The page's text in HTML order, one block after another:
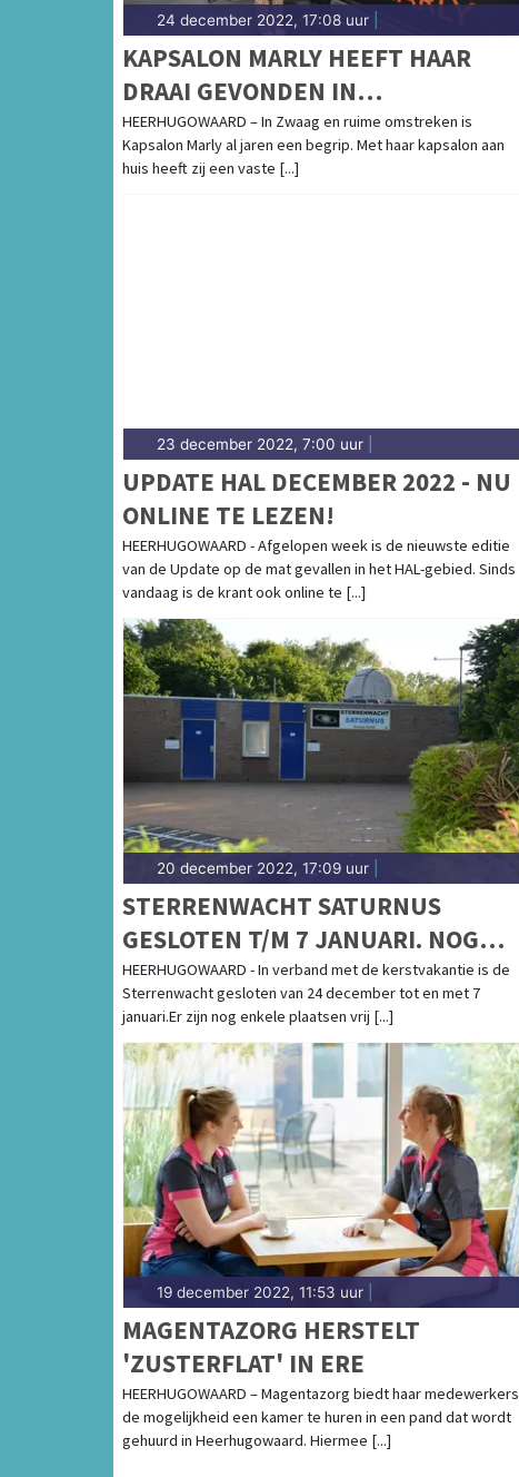
24 december 2022, 17:08 uur
KAPSALON MARLY HEEFT HAAR
DRAAI GEVONDEN IN
HEERHUGOWAARD
HEERHUGOWAARD – In Zwaag en ruime omstreken is
Kapsalon Marly al jaren een begrip. Met haar kapsalon aan
huis heeft zij een vaste [...]
23 december 2022, 7:00 uur
UPDATE HAL DECEMBER 2022 - NU
ONLINE TE LEZEN!
HEERHUGOWAARD - Afgelopen week is de nieuwste editie
van de Update op de mat gevallen in het HAL-gebied. Sinds
vandaag is de krant ook online te [...]
20 december 2022, 17:09 uur
STERRENWACHT SATURNUS
GESLOTEN T/M 7 JANUARI. NOG
WEL ENKELE PLAATSEN VOOR
CURSUS WAARNEMEN
HEERHUGOWAARD - In verband met de kerstvakantie is de
Sterrenwacht gesloten van 24 december tot en met 7
januari.Er zijn nog enkele plaatsen vrij [...]
19 december 2022, 11:53 uur
MAGENTAZORG HERSTELT
'ZUSTERFLAT' IN ERE
HEERHUGOWAARD – Magentazorg biedt haar medewerkers
de mogelijkheid een kamer te huren in een pand dat wordt
gehuurd in Heerhugowaard. Hiermee [...]